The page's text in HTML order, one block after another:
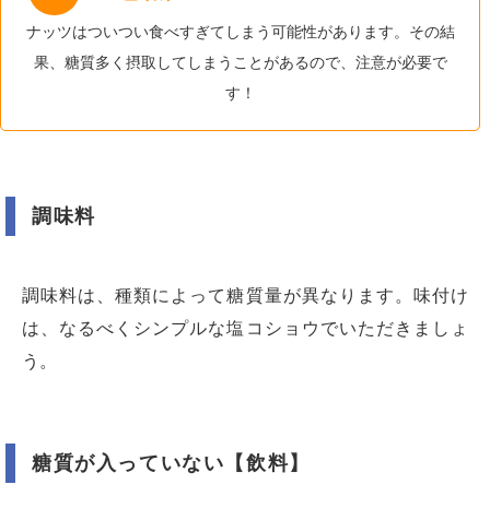
ナッツはついつい食べすぎてしまう可能性があります。その結
果、糖質多く摂取してしまうことがあるので、注意が必要で
す！
調味料
調味料は、種類によって糖質量が異なります。味付け
は、なるべくシンプルな塩コショウでいただきましょ
う。
糖質が入っていない【飲料】